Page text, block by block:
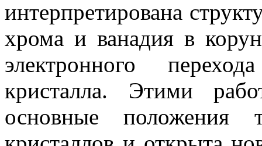
интерпретирована
хрома и ванадия в
электронного
кристалла. Этими
основные положения